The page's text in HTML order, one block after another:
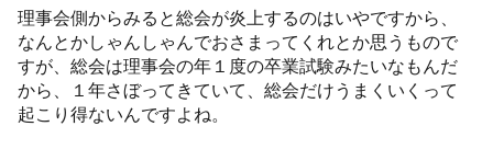
理事会側からみると総会が炎上するのはいやですから、
なんとかしゃんしゃんでおさまってくれとか思うもので
すが、総会は理事会の年１度の卒業試験みたいなもんだ
から、１年さぼってきていて、総会だけうまくいくって
起こり得ないんですよね。